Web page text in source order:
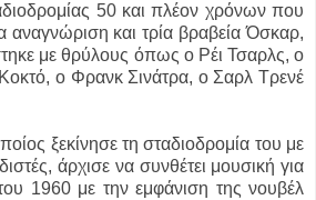
50 και πλέον χρόνων που
αναγνώριση και τρία βραβεία Όσκαρ,
με θρύλους όπως ο Ρέι Τσαρλς, ο
ο Φρανκ Σινάτρα, ο Σαρλ Τρενέ
ξεκίνησε τη σταδιοδρομία του με
άρχισε να συνθέτει μουσική για
του 1960 με την εμφάνιση της νουβέλ